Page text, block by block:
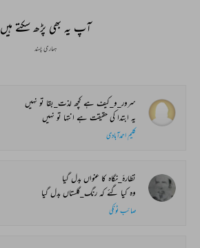
آپ یہ بھی پڑھ سکتے ہیں
ہماری پسند
سرور_و_کیف ہے کچھ لذت_بقا تو نہیں
یہ ابتدا کی حقیقت ہے انتہا تو نہیں
کلیم احمدآبادی
نظارۂ_نگاہ کا عنواں بدل گیا
وہ کیا گئے کہ رنگ_گلستاں بدل گیا
صائب ٹونکی